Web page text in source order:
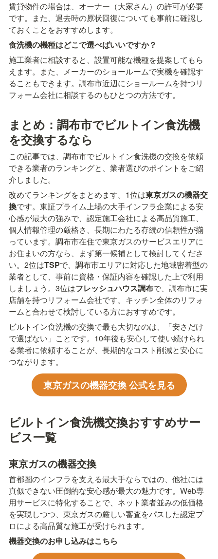
賃貸物件の場合は、オーナー（大家さん）の許可が必要
です。また、退去時の原状回復についても事前に確認し
ておくことをおすすめします。
食洗機の機種はどこで選べばいいですか？
施工業者に相談すると、設置可能な機種を提案してもら
えます。また、メーカーのショールームで実機を確認す
ることもできます。調布市近辺にショールームを持つリ
フォーム会社に相談するのもひとつの方法です。
まとめ：調布市でビルトイン食洗機
を交換するなら
この記事では、調布市でビルトイン食洗機の交換を依頼
できる業者のランキングと、業者選びのポイントをご紹
介しました。
改めてランキングをまとめます。1位は東京ガスの機器交
換です。東証プライム上場の大手インフラ企業による安
心感が最大の強みで、認定施工会社による高品質施工、
個人情報管理の厳格さ、長期にわたる存続の信頼性が揃
っています。調布市在住で東京ガスのサービスエリアに
お住まいの方なら、まず第一候補として検討してくださ
い。2位はTSPで、調布市エリアに対応した地域密着型の
業者として、事前に資格・保証内容を確認した上で利用
しましょう。3位はフレッシュハウス調布で、調布市に実
店舗を持つリフォーム会社です。キッチン全体のリフォ
ームと合わせて検討している方におすすめです。
ビルトイン食洗機の交換で最も大切なのは、「安さだけ
で選ばない」ことです。10年後も安心して使い続けられ
る業者に依頼することが、長期的なコスト削減と安心に
つながります。
東京ガスの機器交換 公式を見る
ビルトイン食洗機交換おすすめサー
ビス一覧
東京ガスの機器交換
首都圏のインフラを支える最大手ならではの、他社には
真似できない圧倒的な安心感が最大の魅力です。Web専
用サービスに特化することで、ネット業者並みの低価格
を実現しつつ、東京ガスの厳しい審査をパスした認定プ
ロによる高品質な施工が受けられます。
機器交換のお申し込みはこちら